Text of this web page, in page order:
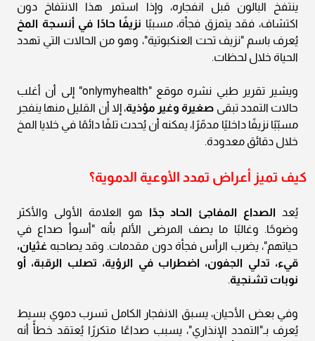
ينتفخ البالون قبل انفجاره، وإذا استمر هذا الانتفاخ دون
اكتشاف، فقد يتمزق فجأة، مسببًا نزيفًا حادًا في أنسجة المخ
يُعرف باسم "نزيف تحت العنكبوتية"، وهو من الحالات التي تهدد
الحياة خلال لحظات.
ويشير تقرير طبي نشره موقع "onlymyhealth" إلى أن أغلب
حالات التمدد تبقى صغيرة وغير مؤذية، إلا أن القليل منها ينفجر
مسبّبًا نزيفًا داخليًا مدمّرًا، يمكنه أن يُحدث تلفًا دائمًا في خلايا المخ
خلال دقائق معدودة.
كيف تميز أعراض تمدد الأوعية الدموية؟
يُعد الصداع المفاجئ الحاد جدًا هو العلامة الأولى والأكثر
وضوحًا. وغالبًا ما يصف المرضى الألم بأنه "أسوأ صداع في
حياتهم"، يضرب الرأس فجأة دون مقدمات. وقد يصاحبه غثيان،
قيء، تدلي الجفون، اضطراب في الرؤية، تصلب الرقبة، أو
نوبات تشنجية.
وفي بعض الأحيان، يسبق الانفجار الكامل تسرب دموي بسيط
يُعرف بـ"التمدد الإنذاري"، يسبب صداعًا متكررًا يُعتقد خطأً أنه